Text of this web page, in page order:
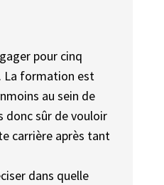
pour cinq
La formation est
au sein de
donc sûr de vouloir
carrière après tant
dans quelle